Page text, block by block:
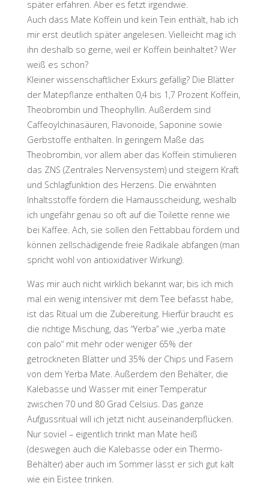
später erfahren. Aber es fetzt irgendwie.
Auch dass Mate Koffein und kein Tein enthält, hab ich
mir erst deutlich später angelesen. Vielleicht mag ich
ihn deshalb so gerne, weil er Koffein beinhaltet? Wer
weiß es schon?
Kleiner wissenschaftlicher Exkurs gefällig? Die Blätter
der Matepflanze enthalten 0,4 bis 1,7 Prozent Koffein,
Theobrombin und Theophyllin. Außerdem sind
Caffeoylchinasäuren, Flavonoide, Saponine sowie
Gerbstoffe enthalten. In geringem Maße das
Theobrombin, vor allem aber das Koffein stimulieren
das ZNS (Zentrales Nervensystem) und steigern Kraft
und Schlagfunktion des Herzens. Die erwähnten
Inhaltsstoffe fördern die Harnausscheidung, weshalb
ich ungefähr genau so oft auf die Toilette renne wie
bei Kaffee. Ach, sie sollen den Fettabbau fördern und
können zellschädigende freie Radikale abfangen (man
spricht wohl von antioxidativer Wirkung).
Was mir auch nicht wirklich bekannt war, bis ich mich
mal ein wenig intensiver mit dem Tee befasst habe,
ist das Ritual um die Zubereitung. Hierfür braucht es
die richtige Mischung, das “Yerba” wie „yerba mate
con palo“ mit mehr oder weniger 65% der
getrockneten Blätter und 35% der Chips und Fasern
von dem Yerba Mate. Außerdem den Behälter, die
Kalebasse und Wasser mit einer Temperatur
zwischen 70 und 80 Grad Celsius. Das ganze
Aufgussritual will ich jetzt nicht auseinanderpflücken.
Nur soviel – eigentlich trinkt man Mate heiß
(deswegen auch die Kalebasse oder ein Thermo-
Behälter) aber auch im Sommer lässt er sich gut kalt
wie ein Eistee trinken.